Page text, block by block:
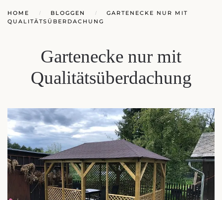
HOME BLOGGEN
GARTENECKE NUR MIT
QUALITÄTSÜBERDACHUNG
Gartenecke nur mit
Qualitätsüberdachung